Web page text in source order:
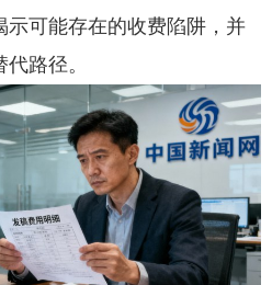
示可能存在的收费陷阱，并
路径。